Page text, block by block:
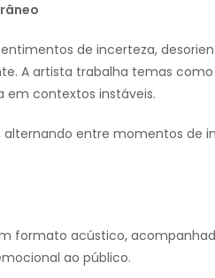
de incerteza,
A artista trabalha temas como
em contextos instáveis.
entre momentos de
formato acústico,
ao público.